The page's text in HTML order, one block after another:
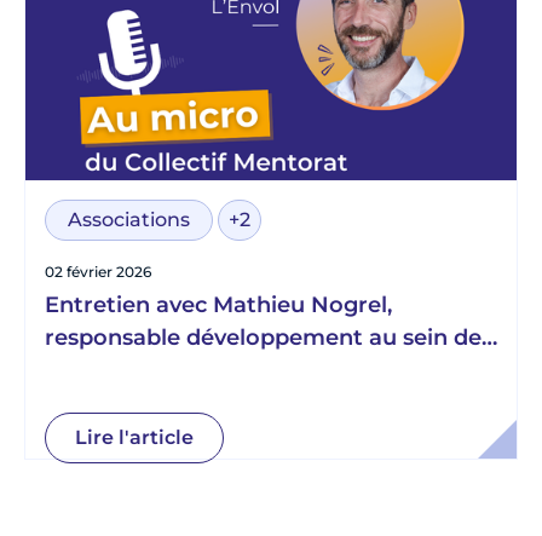
Associations +2
02 février 2026
Entretien avec Mathieu Nogrel,
responsable développement au sein de
Lire l'article